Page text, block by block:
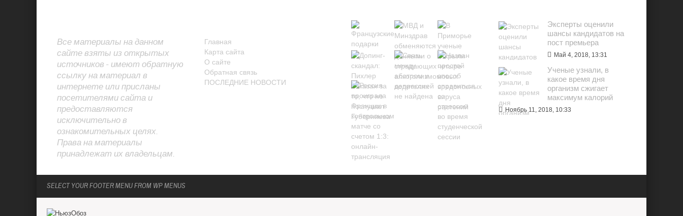
Все материалы на данном
сайте взяты из открытых
источников - имеют обратную
ссылку на материал в
интернете или присланы
посетителями сайта и
предоставляются
исключительно в
ознакомительных целях.
Права на материалы
принадлежат их владельцам.
Главная
Карта сайта
О сайте
Обратная связь
ПОСЛЕДНИЕ НОВОСТИ
Эксперты оценили
шансы кандидатов на
пост премьера
Май 4, 2018, 13:31
Ученые узнали, в
какое время дня
организм сжигает
максимум калорий
Ноябрь 11, 2018, 10:33
SELECT YOUR FOOTER MENU FROM WP MENUS